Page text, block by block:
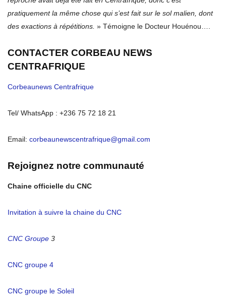
pratiquement la même chose qui s’est fait sur le sol malien, dont
des exactions à répétitions. » Témoigne le Docteur Houénou….
CONTACTER CORBEAU NEWS
CENTRAFRIQUE
Corbeaunews Centrafrique
Tel/ WhatsApp : +236 75 72 18 21
Email: corbeaunewscentrafrique@gmail.com
Rejoignez notre communauté
Chaine officielle du CNC
Invitation à suivre la chaine du CNC
CNC Groupe 3
CNC groupe 4
CNC groupe le Soleil